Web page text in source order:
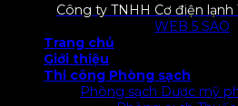
Công ty TNHH Cơ điện lạnh
WEB 5 SAO
Trang chủ
Giới thiệu
Thi công Phòng sạch
Phòng sạch Dược mỹ